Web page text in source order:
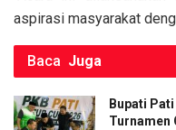
aspirasi masyarakat
Baca Juga
Bupati
Turnamen